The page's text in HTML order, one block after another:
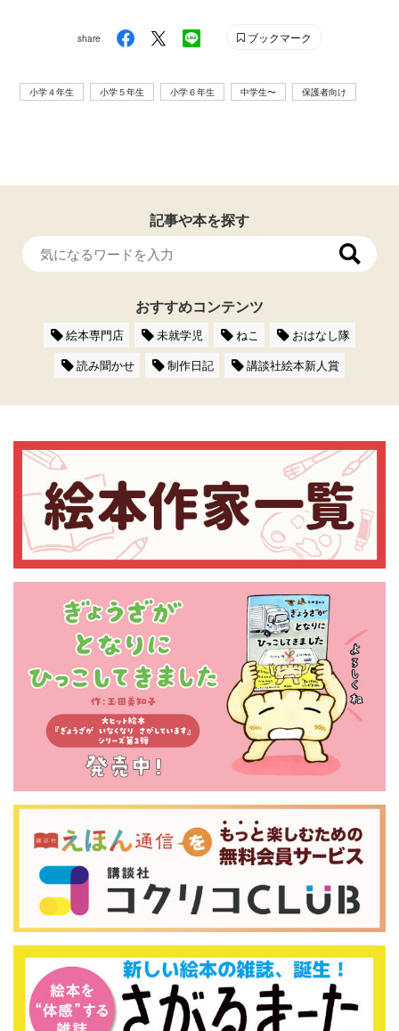
share ブックマーク
小学４年生 小学５年生 小学６年生 中学生〜 保護者向け
記事や本を探す
おすすめコンテンツ
絵本専門店 未就学児 ねこ
おはなし隊
読み聞かせ
制作日記 講談社絵本新人賞